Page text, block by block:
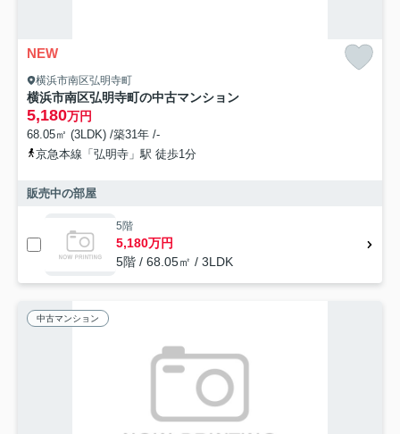
NEW
横浜市南区弘明寺町
横浜市南区弘明寺町の中古マンション
5,180万円
68.05㎡ (3LDK) /築31年 /-
京急本線「弘明寺」駅 徒歩1分
販売中の部屋
5階
5,180万円
5階 / 68.05㎡ / 3LDK
中古マンション